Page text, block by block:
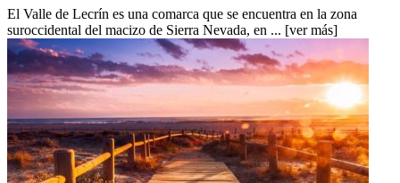
El Valle de Lecrín es una comarca que se encuentra en la zona
suroccidental del macizo de Sierra Nevada, en ... [ver más]